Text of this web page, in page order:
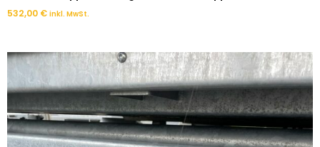
532,00 € inkl. MwSt.